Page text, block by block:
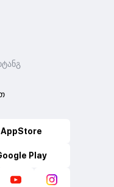
AppStore
Play